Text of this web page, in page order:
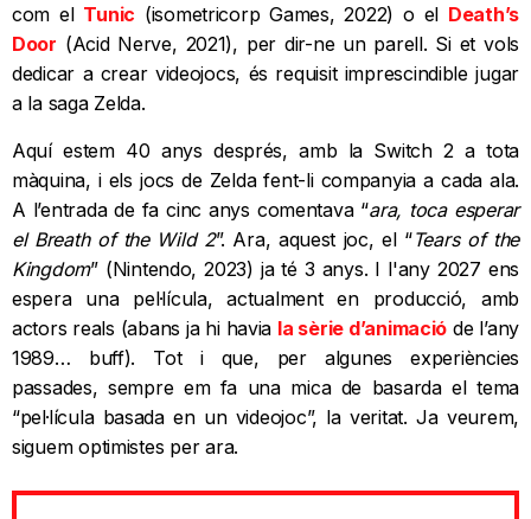
com el Tunic (isometricorp Games, 2022) o el Death’s
Door (Acid Nerve, 2021), per dir-ne un parell. Si et vols
dedicar a crear videojocs, és requisit imprescindible jugar
a la saga Zelda.
Aquí estem 40 anys després, amb la Switch 2 a tota
màquina, i els jocs de Zelda fent-li companyia a cada ala.
A l’entrada de fa cinc anys comentava “ara, toca esperar
el Breath of the Wild 2”. Ara, aquest joc, el “Tears of the
Kingdom” (Nintendo, 2023) ja té 3 anys. I l'any 2027 ens
espera una pel·lícula, actualment en producció, amb
actors reals (abans ja hi havia la sèrie d’animació de l’any
1989… buff). Tot i que, per algunes experiències
passades, sempre em fa una mica de basarda el tema
“pel·lícula basada en un videojoc”, la veritat. Ja veurem,
siguem optimistes per ara.